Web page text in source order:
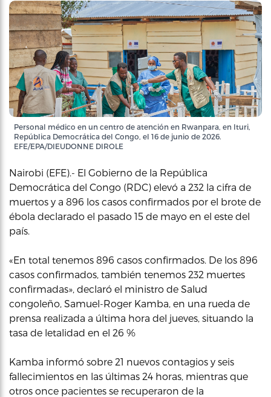
Personal médico en un centro de atención en Rwanpara, en Ituri,
República Democrática del Congo, el 16 de junio de 2026.
EFE/EPA/DIEUDONNE DIROLE
Nairobi (EFE).- El Gobierno de la República
Democrática del Congo (RDC) elevó a 232 la cifra de
muertos y a 896 los casos confirmados por el brote de
ébola declarado el pasado 15 de mayo en el este del
país.
«En total tenemos 896 casos confirmados. De los 896
casos confirmados, también tenemos 232 muertes
confirmadas», declaró el ministro de Salud
congoleño, Samuel-Roger Kamba, en una rueda de
prensa realizada a última hora del jueves, situando la
tasa de letalidad en el 26 %
Kamba informó sobre 21 nuevos contagios y seis
fallecimientos en las últimas 24 horas, mientras que
otros once pacientes se recuperaron de la